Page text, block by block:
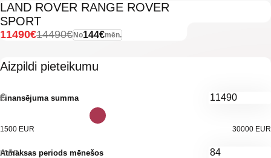
LAND ROVER RANGE ROVER
SPORT
No144€mēn.
14490€
11490€
Aizpildi pieteikumu
Finansējuma summa
€
1500 EUR 30000 EUR
Atmaksas periods mēnešos
mēn.